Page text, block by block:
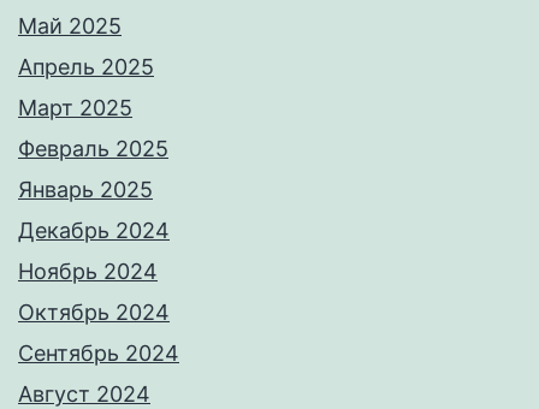
Май 2025
Апрель 2025
Март 2025
Февраль 2025
Январь 2025
Декабрь 2024
Ноябрь 2024
Октябрь 2024
Сентябрь 2024
Август 2024